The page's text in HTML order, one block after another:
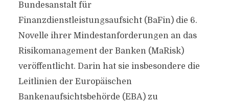
Bundesanstalt für
Finanzdienstleistungsaufsicht (BaFin) die 6.
Novelle ihrer Mindestanforderungen an das
Risikomanagement der Banken (MaRisk)
veröffentlicht. Darin hat sie insbesondere die
Leitlinien der Europäischen
Bankenaufsichtsbehörde (EBA) zu